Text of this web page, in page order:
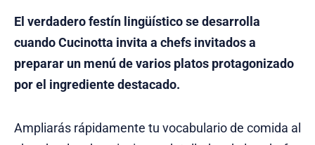
El verdadero festín lingüístico se desarrolla
cuando Cucinotta invita a chefs invitados a
preparar un menú de varios platos protagonizado
por el ingrediente destacado.
Ampliarás rápidamente tu vocabulario de comida al